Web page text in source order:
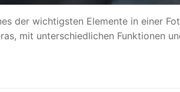
der wichtigsten Elemente in einer
mit unterschiedlichen Funktionen